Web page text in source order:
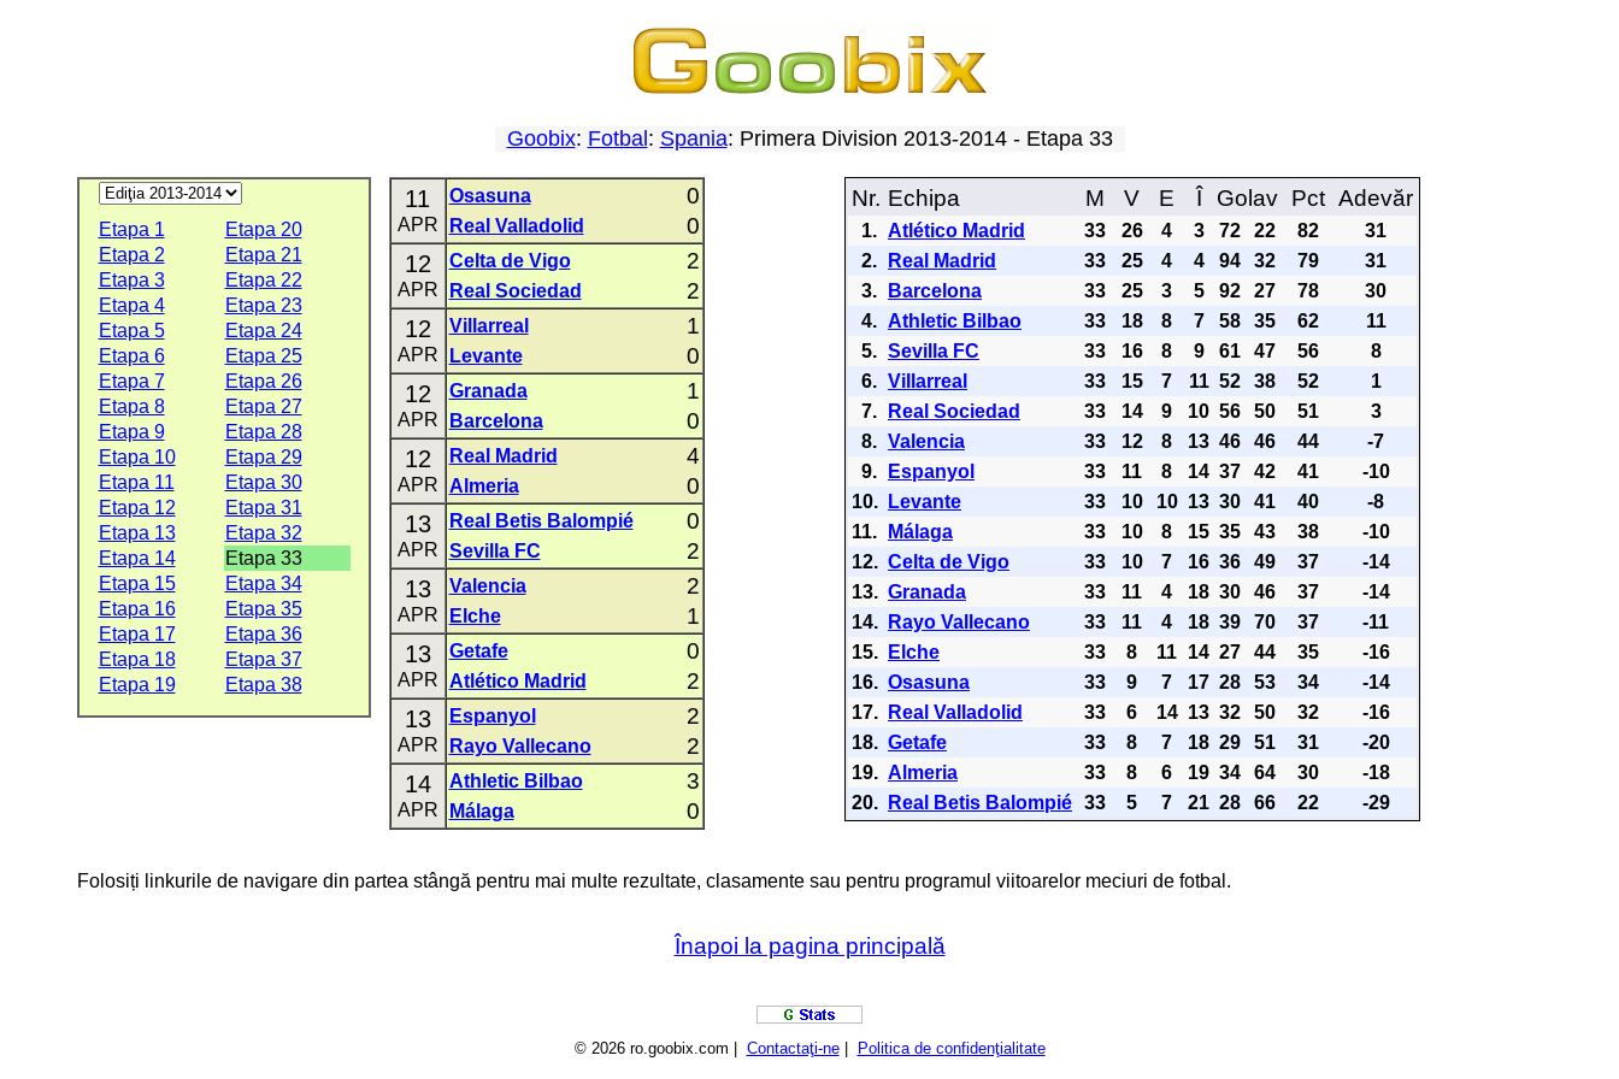
Goobix: Fotbal : Spania: Primera Division 2013-2014 - Etapa 33
Etapa 1
Etapa 20
Etapa 2
Etapa 21
Etapa 3
Etapa 22
Etapa 4
Etapa 23
Etapa 5
Etapa 24
Etapa 6
Etapa 25
Etapa 7
Etapa 26
Etapa 8
Etapa 27
Etapa 9
Etapa 28
Etapa 10
Etapa 29
Etapa 11
Etapa 30
Etapa 12
Etapa 31
Etapa 13
Etapa 32
Etapa 14
Etapa 33
Etapa 15
Etapa 34
Etapa 16
Etapa 35
Etapa 17
Etapa 36
Etapa 18
Etapa 37
Etapa 19
Etapa 38
11
APR
Osasuna 0
Real Valladolid 0
12
APR
Celta de Vigo 2
Real Sociedad 2
12
APR
Villarreal 1
Levante 0
12
APR
Granada 1
Barcelona 0
12
APR
Real Madrid 4
Almeria 0
13
APR
Real Betis Balompié 0
Sevilla FC 2
13
APR
Valencia 2
Elche 1
13
APR
Getafe 0
Atlético Madrid 2
13
APR
Espanyol 2
Rayo Vallecano 2
14
APR
Athletic Bilbao 3
Málaga 0
Nr. Echipa M V E Î Golav Pct Adevăr
1. Atlético Madrid 33 26 4 3 72 22 82
31
2.
Real Madrid 33 25 4 4 94 32 79
31
3.
Barcelona 33 25 3 5 92 27 78
30
4. Athletic Bilbao 33 18 8 7 58 35 62
11
5. Sevilla FC 33 16 8 9 61 47 56
8
6. Villarreal 33 15 7 11 52 38 52
1
7.
Real Sociedad 33 14 9 10 56 50 51
3
8. Valencia 33 12 8 13 46 46 44
-7
9.
Espanyol 33 11 8 14 37 42 41
-10
10.
Levante 33 10 10 13 30 41 40
-8
11.
Málaga 33 10 8 15 35 43 38
-10
12. Celta de Vigo 33 10 7 16 36 49 37
-14
13. Granada 33 11 4 18 30 46 37
-14
14.
Rayo Vallecano 33 11 4 18 39 70 37
-11
15.
Elche 33 8 11 14 27 44 35
-16
16. Osasuna 33 9 7 17 28 53 34
-14
17.
Real Valladolid 33 6 14 13 32 50 32
-16
18. Getafe 33 8 7 18 29 51 31
-20
19. Almeria 33 8 6 19 34 64 30
-18
20.
Real Betis Balompié 33 5 7 21 28 66 22 -29
Folosiți linkurile de navigare din partea stângă pentru mai multe rezultate, clasamente sau pentru programul viitoarelor meciuri de fotbal.
Înapoi la pagina principală
© 2026 ro.goobix.com | Contactaţi-ne| Politica de confidenţialitate